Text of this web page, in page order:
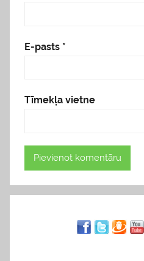
E-pasts *
Tīmekļa vietne